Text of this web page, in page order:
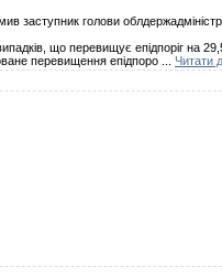
заступник голови
що перевищує епідпоріг на
перевищення епідпоро
Читати